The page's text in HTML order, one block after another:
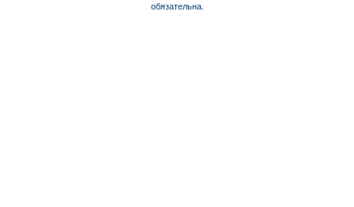
обязательна.